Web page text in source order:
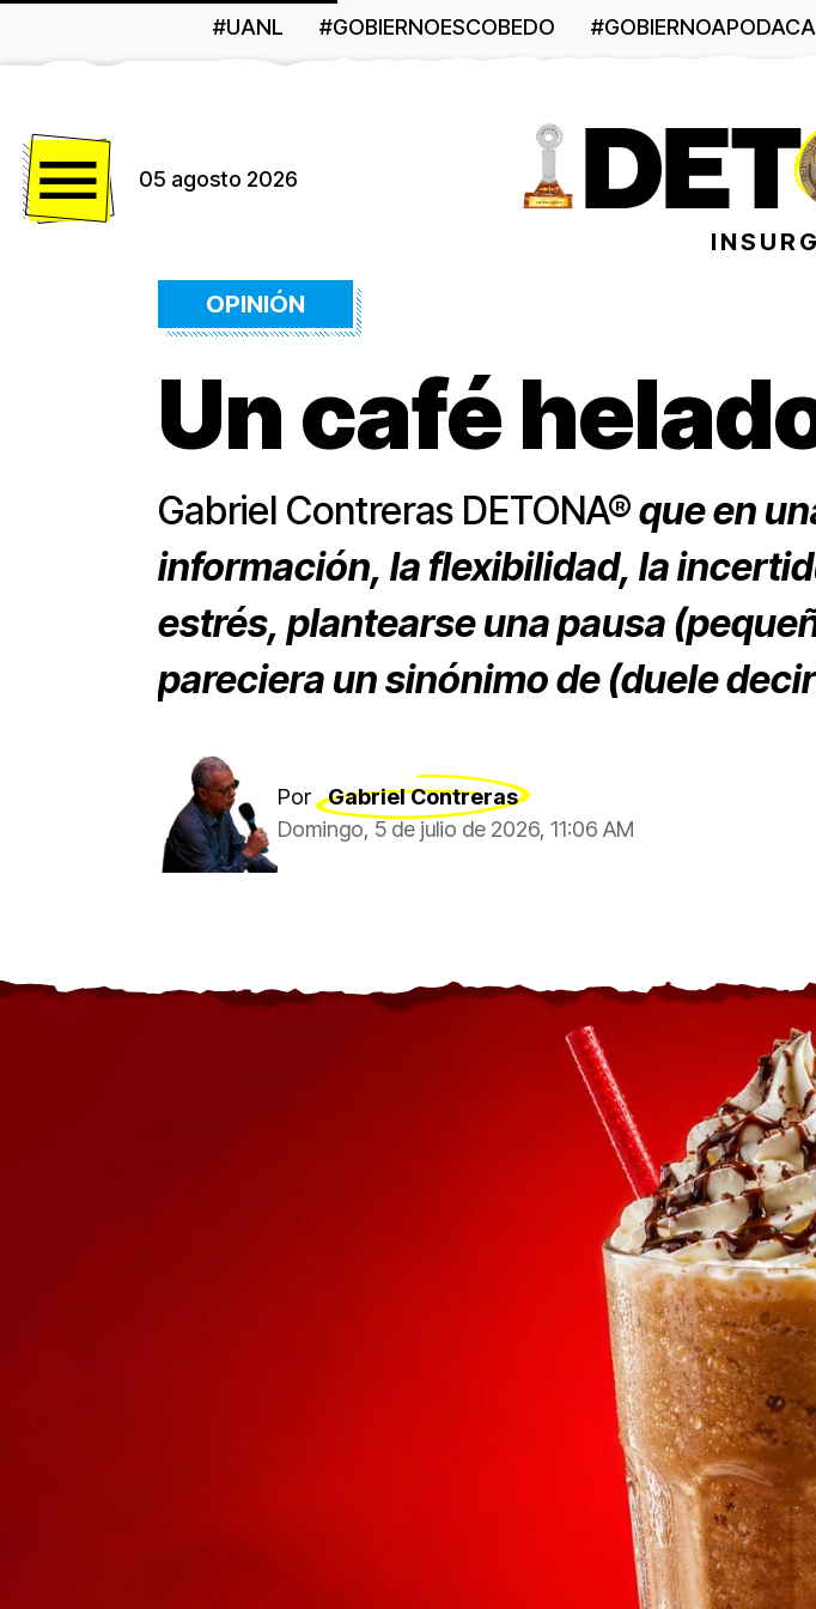
#UANL #GOBIERNOESCOBEDO #GOBIERNOAPODACA
05 agosto 2026
OPINIÓN
Un café
Gabriel Contreras DETONA®que en
información, la flexibilidad, la
estrés, plantearse una pausa
pareciera un sinónimo de (duele
Por
Gabriel Contreras
Domingo, 5 de julio de 2026, 11:06 AM